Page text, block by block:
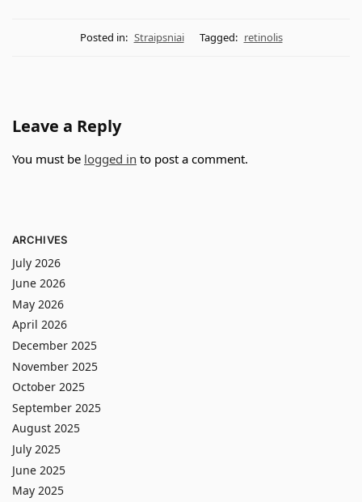
Posted in: Straipsniai Tagged: retinolis
Leave a Reply
You must be logged in to post a comment.
ARCHIVES
July 2026
June 2026
May 2026
April 2026
December 2025
November 2025
October 2025
September 2025
August 2025
July 2025
June 2025
May 2025